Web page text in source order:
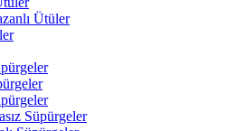
Ütüler
Süpürgeler